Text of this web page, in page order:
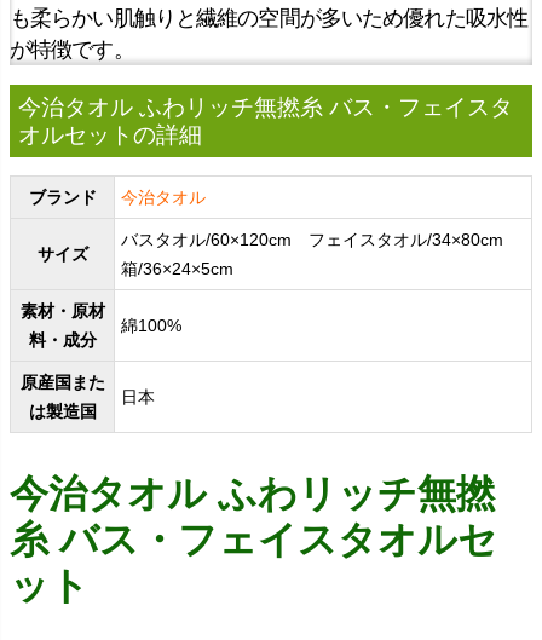
も柔らかい肌触りと繊維の空間が多いため優れた吸水性
が特徴です。
今治タオル ふわリッチ無撚糸 バス・フェイスタ
オルセットの詳細
ブランド 今治タオル
サイズ
バスタオル/60×120cm フェイスタオル/34×80cm
箱/36×24×5cm
素材・原材
料・成分
綿100%
原産国また
は製造国
日本
今治タオル ふわリッチ無撚
糸 バス・フェイスタオルセ
ット